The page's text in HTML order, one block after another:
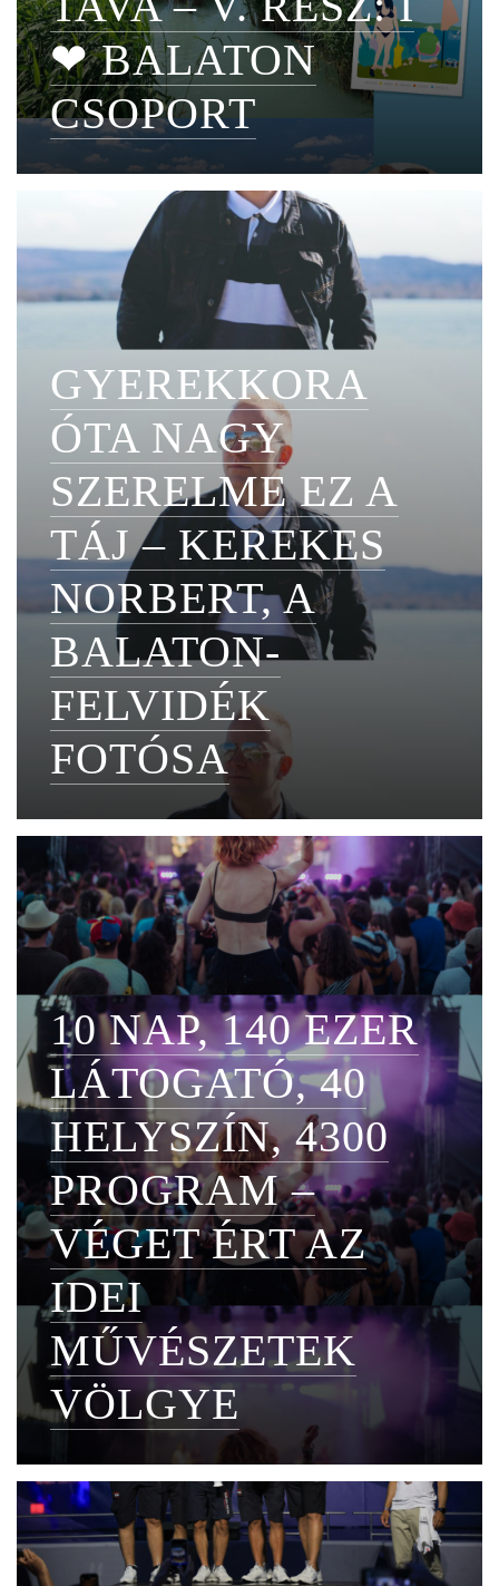
❤ BALATON
CSOPORT
GYEREKKORA
ÓTA NAGY
SZERELME EZ A
TÁJ – KEREKES
NORBERT, A
BALATON-
FELVIDÉK
FOTÓSA
10 NAP, 140 EZER
LÁTOGATÓ, 40
HELYSZÍN, 4300
PROGRAM –
VÉGET ÉRT AZ
IDEI
MŰVÉSZETEK
VÖLGYE